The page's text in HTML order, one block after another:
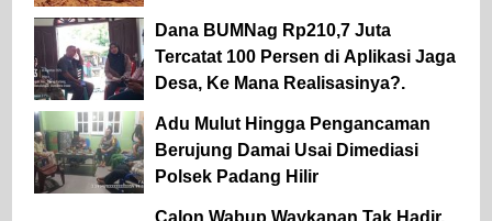
Dana BUMNag Rp210,7 Juta
Tercatat 100 Persen di Aplikasi Jaga
Desa, Ke Mana Realisasinya?.
Adu Mulut Hingga Pengancaman
Berujung Damai Usai Dimediasi
Polsek Padang Hilir
Calon Wabup Waykanan Tak Hadir,